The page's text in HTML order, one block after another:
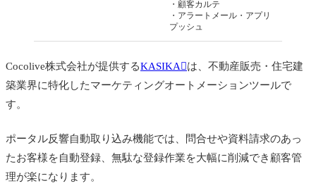
・顧客カルテ
・アラートメール・アプリ
プッシュ
Cocolive株式会社が提供するKASIKA
は、不動産販売・住宅建
築業界に特化したマーケティングオートメーションツールで
す。
ポータル反響自動取り込み機能では、問合せや資料請求のあっ
たお客様を自動登録、無駄な登録作業を大幅に削減でき顧客管
理が楽になります。